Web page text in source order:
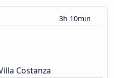
3h 10min
Costanza